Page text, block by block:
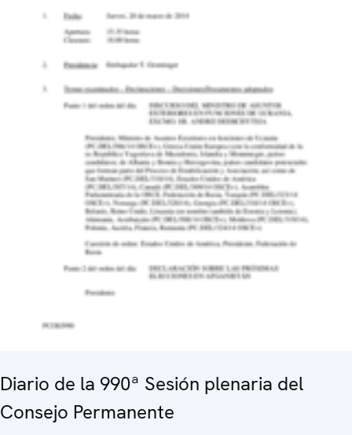
Diario de la 990ª Sesión plenaria del
Consejo Permanente